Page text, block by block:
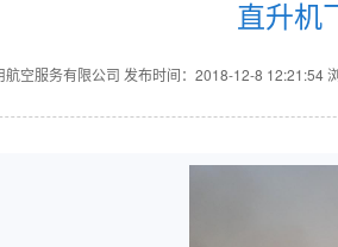
直升机
空服务有限公司 发布时间：2018-12-8 12:21:54